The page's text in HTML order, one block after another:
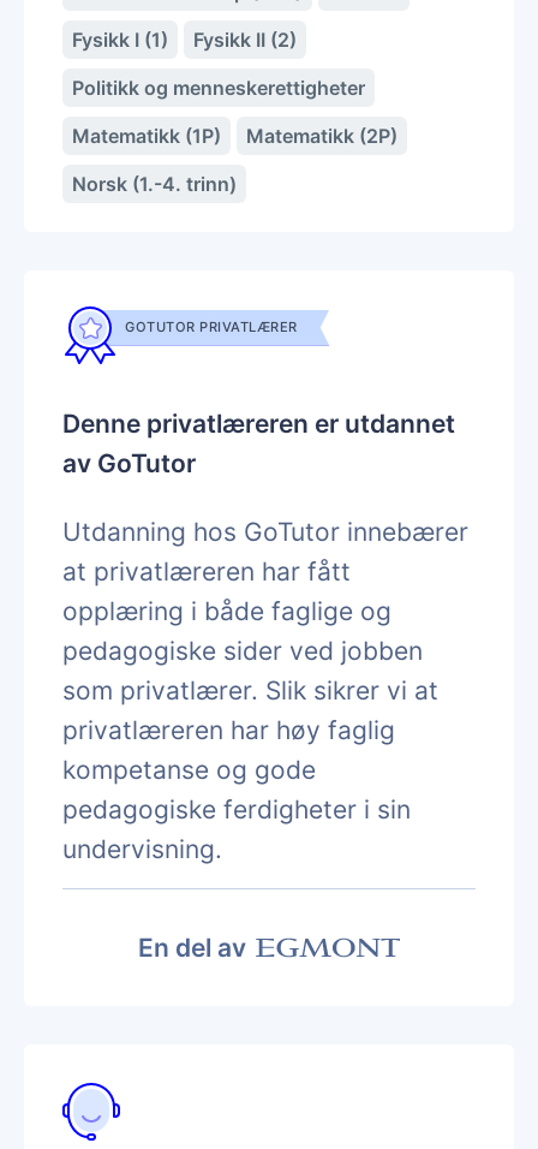
Fysikk I (1)
Fysikk II (2)
Politikk og menneskerettigheter
Matematikk (1P)
Matematikk (2P)
Norsk (1.-4. trinn)
GOTUTOR PRIVATLÆRER
Denne privatlæreren er utdannet
av GoTutor
Utdanning hos GoTutor innebærer
at privatlæreren har fått
opplæring i både faglige og
pedagogiske sider ved jobben
som privatlærer. Slik sikrer vi at
privatlæreren har høy faglig
kompetanse og gode
pedagogiske ferdigheter i sin
undervisning.
En del av